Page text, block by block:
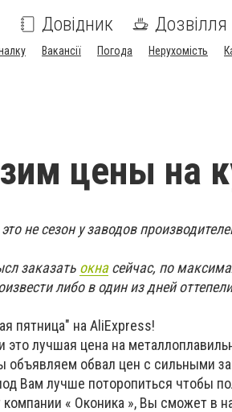
Довідник Дозвілля
Вакансії Погода Нерухомість
цены на
не сезон у заводов
заказать окнасейчас, по
либо в один из дней
пятница" на AliExpress!
это лучшая цена на
объявляем обвал цен с сильными
Вам лучше поторопиться чтобы
компании « Оконика », Вы сможет в